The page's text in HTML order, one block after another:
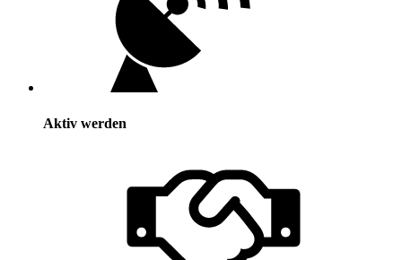
Aktiv werden